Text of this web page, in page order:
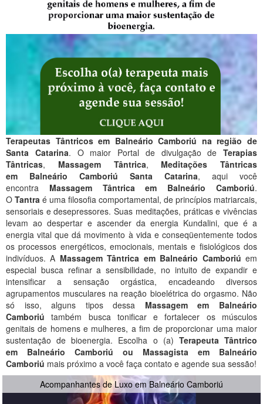
Terapeutas Tântricos em Balneário Camboriú na região de
Santa Catarina. O maior Portal de divulgação de Terapias
Tântricas, Massagem Tântrica, Meditações Tântricas
em Balneário Camboriú Santa Catarina, aqui você
encontra Massagem Tântrica em Balneário Camboriú.
O Tantra é uma filosofia comportamental, de princípios matriarcais,
sensoriais e desepressores. Suas meditações, práticas e vivências
levam ao despertar e ascender da energia Kundalini, que é a
energia vital que dá movimento à vida e conseqüentemente todos
os processos energéticos, emocionais, mentais e fisiológicos dos
indivíduos. A Massagem Tântrica em Balneário Camboriúem
especial busca refinar a sensibilidade, no intuito de expandir e
intensificar a sensação orgástica, encadeando diversos
agrupamentos musculares na reação bioelétrica do orgasmo. Não
só isso, alguns tipos dessa Massagem em Balneário
Camboriútambém busca tonificar e fortalecer os músculos
genitais de homens e mulheres, a fim de proporcionar uma maior
sustentação de bioenergia. Escolha o (a) Terapeuta Tântrico
em Balneário Camboriú ou Massagista em Balneário
Camboriú mais próximo a você faça contato e agende sua sessão!
Acompanhantes de Luxo em Balneário Camboriú